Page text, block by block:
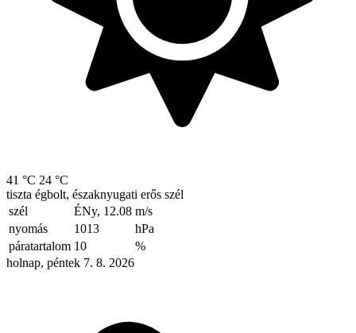
41 °C 24 °C
tiszta égbolt, északnyugati erős szél
szél
ÉNy, 12.08 m/s
nyomás
1013
hPa
páratartalom 10
%
holnap, péntek 7. 8. 2026